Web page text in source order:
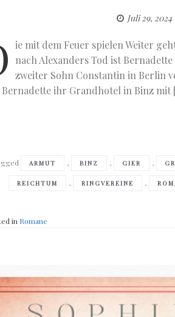
Juli 29, 2024
ie mit dem Feuer spielen Weiter
nach Alexanders Tod ist
zweiter Sohn Constantin in Berlin
ihr Grandhotel in Binz mit
ARMUT , BINZ , GIER ,
REICHTUM , RINGVEREINE ,
in Romane